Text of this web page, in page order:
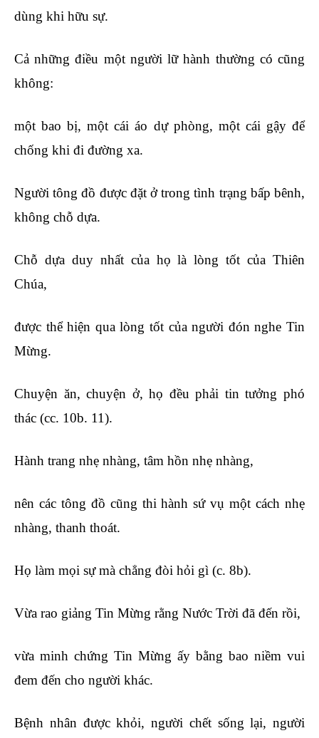
dùng khi hữu sự.
Cả những điều một người lữ hành thường có cũng
không:
một bao bị, một cái áo dự phòng, một cái gậy để
chống khi đi đường xa.
Người tông đồ được đặt ở trong tình trạng bấp bênh,
không chỗ dựa.
Chỗ dựa duy nhất của họ là lòng tốt của Thiên
Chúa,
được thể hiện qua lòng tốt của người đón nghe Tin
Mừng.
Chuyện ăn, chuyện ở, họ đều phải tin tưởng phó
thác (cc. 10b. 11).
Hành trang nhẹ nhàng, tâm hồn nhẹ nhàng,
nên các tông đồ cũng thi hành sứ vụ một cách nhẹ
nhàng, thanh thoát.
Họ làm mọi sự mà chẳng đòi hỏi gì (c. 8b).
Vừa rao giảng Tin Mừng rằng Nước Trời đã đến rồi,
vừa minh chứng Tin Mừng ấy bằng bao niềm vui
đem đến cho người khác.
Bệnh nhân được khỏi, người chết sống lại, người